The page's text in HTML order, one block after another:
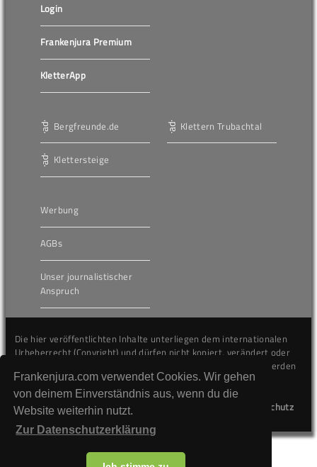
Frankenjura.com verwendet Cookies. Wir gehen
von deinem Einverständnis aus, wenn du die
Website weiterhin nutzt.
Zur Datenschutzerklärung
Login
Frankenjura Premium
KletterApp
Bergfreunde.de
Klettersteige
Klettern Trubachtal
Werbung
AGBs
Unser journalistischer
Anspruch
Die hier veröffentlichten Inhalte unterliegen dem internationalen
Urheberrecht (Copyright) und dürfen nicht kopiert, verändert oder
unverändert wiederveröffentlicht werden. Gegen Verstöße werden
wir auf juristischem Wege vorgehen.
Datenschutz